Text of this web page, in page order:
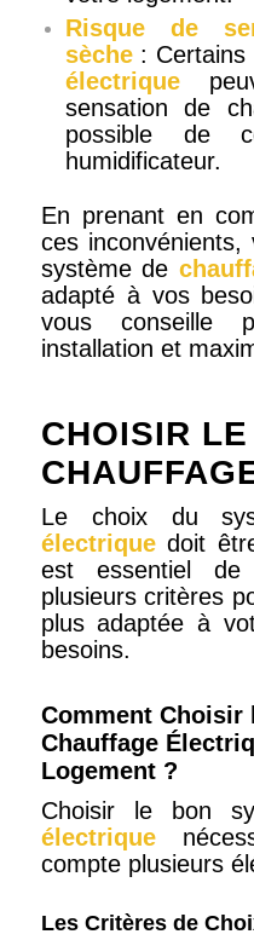
Risque de
sèche: Certains
électrique
sensation de
possible de
humidificateur.
En prenant en
ces
système de
adapté à vos
vous conseille
installation et
CHOISIR
Le choix du
électriquedoit
est essentiel
plusieurs critères
plus adaptée à
besoins.
Comment Choisir
Chauffage
Logement ?
Choisir le bon
électrique
compte plusieurs
Les Critères de